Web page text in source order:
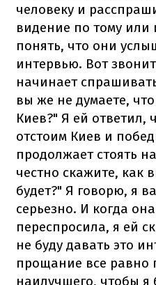
человеку и
видение по тому или
понять, что они
интервью. Вот
начинает
вы же не думаете, что
Киев?" Я ей ответил,
отстоим Киев и
продолжает стоять
честно скажите, как
будет?" Я говорю, я
серьезно. И когда
переспросила, я ей
не буду давать это
прощание все равно
наилучшего, чтобы